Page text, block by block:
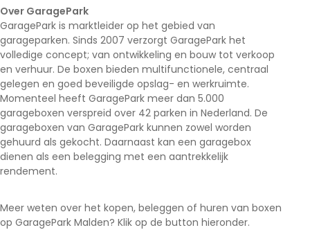
Over GaragePark
GaragePark is marktleider op het gebied van
garageparken. Sinds 2007 verzorgt GaragePark het
volledige concept; van ontwikkeling en bouw tot verkoop
en verhuur. De boxen bieden multifunctionele, centraal
gelegen en goed beveiligde opslag- en werkruimte.
Momenteel heeft GaragePark meer dan 5.000
garageboxen verspreid over 42 parken in Nederland. De
garageboxen van GaragePark kunnen zowel worden
gehuurd als gekocht. Daarnaast kan een garagebox
dienen als een belegging met een aantrekkelijk
rendement.
Meer weten over het kopen, beleggen of huren van boxen
op GaragePark Malden? Klik op de button hieronder.